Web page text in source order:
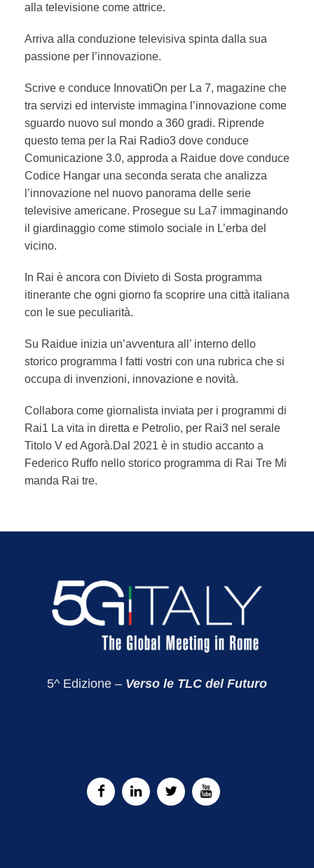
alla televisione come attrice.
Arriva alla conduzione televisiva spinta dalla sua
passione per l’innovazione.
Scrive e conduce InnovatiOn per La 7, magazine che
tra servizi ed interviste immagina l’innovazione come
sguardo nuovo sul mondo a 360 gradi. Riprende
questo tema per la Rai Radio3 dove conduce
Comunicazione 3.0, approda a Raidue dove conduce
Codice Hangar una seconda serata che analizza
l’innovazione nel nuovo panorama delle serie
televisive americane. Prosegue su La7 immaginando
il giardinaggio come stimolo sociale in L’erba del
vicino.
In Rai è ancora con Divieto di Sosta programma
itinerante che ogni giorno fa scoprire una città italiana
con le sue peculiarità.
Su Raidue inizia un’avventura all’ interno dello
storico programma
I fatti vostri con una rubrica che si
occupa di invenzioni, innovazione e novità.
Collabora come giornalista inviata per i programmi di
Rai1 La vita in diretta e Petrolio, per Rai3 nel serale
Titolo V ed Agorà.Dal 2021 è in studio accanto a
Federico Ruffo nello storico programma di Rai Tre Mi
manda Rai tre.
5^ Edizione – Verso le TLC del Futuro